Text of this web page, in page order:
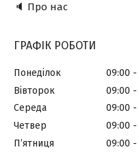
🔈 Про нас
ГРАФІК РОБОТИ
Понеділок 09:00
Вівторок
09:00
Середа
09:00
Четвер
09:00
Пʼятниця
09:00